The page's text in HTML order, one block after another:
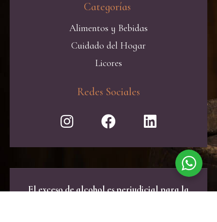
Categorías ​
Alimentos y Bebidas
Cuidado del Hogar
Licores
Redes Sociales
El exceso de alcohol es perjudicial para la